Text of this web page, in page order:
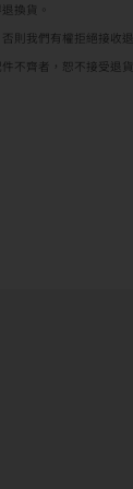
換貨。
則我們有權拒絕接收退
不齊者，恕不接受退貨